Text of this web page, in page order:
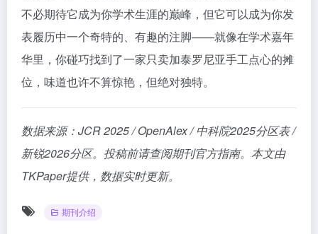
不必期待它成为你学术生涯的巅峰，但它可以成为你发
表履历中一个奇特的、有趣的注脚——就像在学术嘉年
华里，你碰巧找到了一家只卖加泰罗尼亚手工点心的摊
位，味道也许不算惊艳，但绝对独特。
数据来源：JCR 2025 / OpenAlex / 中科院2025分区表 /
新锐2026分区。投稿前请查阅期刊官方指南。本文由
TKPaper提供，数据实时更新。
期刊介绍